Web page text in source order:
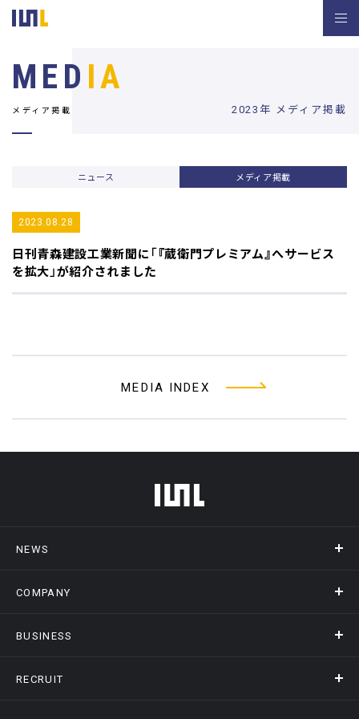
2023年 メディア掲載
MED IA
メディア掲載
ニュース メディア掲載
2023.08.28
日刊青森建設工業新聞に「『蔵衛門プレミアム』へサービス
を拡大」が紹介されました
MEDIA INDEX
フッターメニュー
NEWS
ニュース
COMPANY
会社概要
BUSINESS
事業情報トップ
RECRUIT